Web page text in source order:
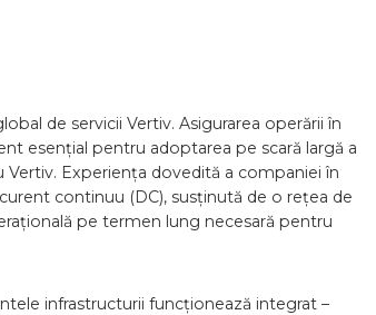
de servicii Vertiv. Asigurarea operării în
esențial pentru adoptarea pe scară largă a
Experiența dovedită a companiei în
continuu (DC), susținută de o rețea de
pe termen lung necesară pentru
infrastructurii funcționează integrat –